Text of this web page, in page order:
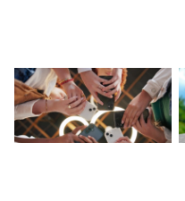
Nadchodzące
premiery smartfonów
– kalendarz nowości
2026